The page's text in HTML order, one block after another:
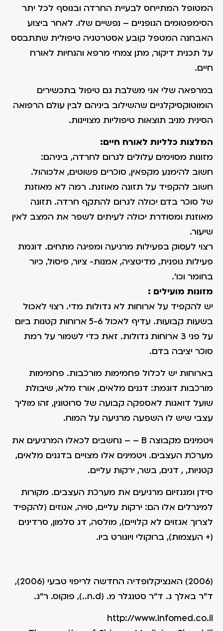
המטופל המתייחס לבעיית החרדה ובנוסף לכל יתר
הסימפטומים הגופניים – נפשיים שלו. לאחר ביצוע
האבחנה המטפל קובע אסטרטגיה טיפולית שתתבסס
על תכנית דיקור, מתן צמחי מרפא והנחיות לאורח
חיים.
במרפאה שלי אני משלבת גם טיפול בתכשירים
הומוטוקסיקלגיים שהשילוב ביניהם לבין עולם הרפואה
הסינית מניב תוצאות טיפוליות מצויינות.
המלצות כלליות לאורח חיים:
מזונות מסוימים עלולים לגרום לחרדה, ביניהם:
חשוב להימנע מקפאין, סוכרים פשוטים, אלכוהול.
חשוב להקפיד על תזונה מאוזנת. רמה לא מאוזנת
של סוכר בדם יכולה לגרום להתקף חרדה. תזונה
מאוזנת ומסודרת יכולה לעיתים לשפר את המצב לאין
שיעור.
רצוי לעסוק בפעילות מרגיעה ומפיגה מתחים. דוגמת
פעילות גופנית, מדיטציה, אמנות- ציור, פיסול, כיור
בחומר וכו'.
מזונות מועילים :
יש להקפיד על ארוחות לא גדולות מדי. רצוי לאכול
בשעות קבועות. עדיף לאכול 5-6 ארוחות קטנות ביום
על פני 3 ארוחות גדולות. זאת כדי לשמור על רמת
סוכר יציבה בדם.
בארוחות יש לכלול פחמימות מורכבות. פחמימות
מורכבות דוגמת: דגנים מלאים, אורז מלא, שיבולת
שועל דואגות לאספקה קבועה של סרוטונין, זהו מוליך
עצבי שיש לו השפעה מרגיעה על המוח.
ויטמינים מקבוצה B – – נחשבים לכאלו המרגיעים את
מערכת העצבים. ויטמינים אלו מצויים בדגנים מלאים,
קטניות, , דגים, בשר, ירקות עליים.
סידן ומגנזיום מרגיעים את מערכת העצבים. מקורות
למינרלים אלו הם: ירקות עליים, סויה, אגוזים (להקפיד
לצרוך אגזוים לא קלויים), מולסה, דג סלמון, סרדינים
(+ העצמות), ברוקולי ויוגורט ביו.
(2006) האנציקלופדיה החדשה לריפוי טבעי (2006),
ד"ר באלך ג. ד"ר סטנגלר מ. (n.d..), פוקוס. ר"ג.
http://www.infomed.co.il